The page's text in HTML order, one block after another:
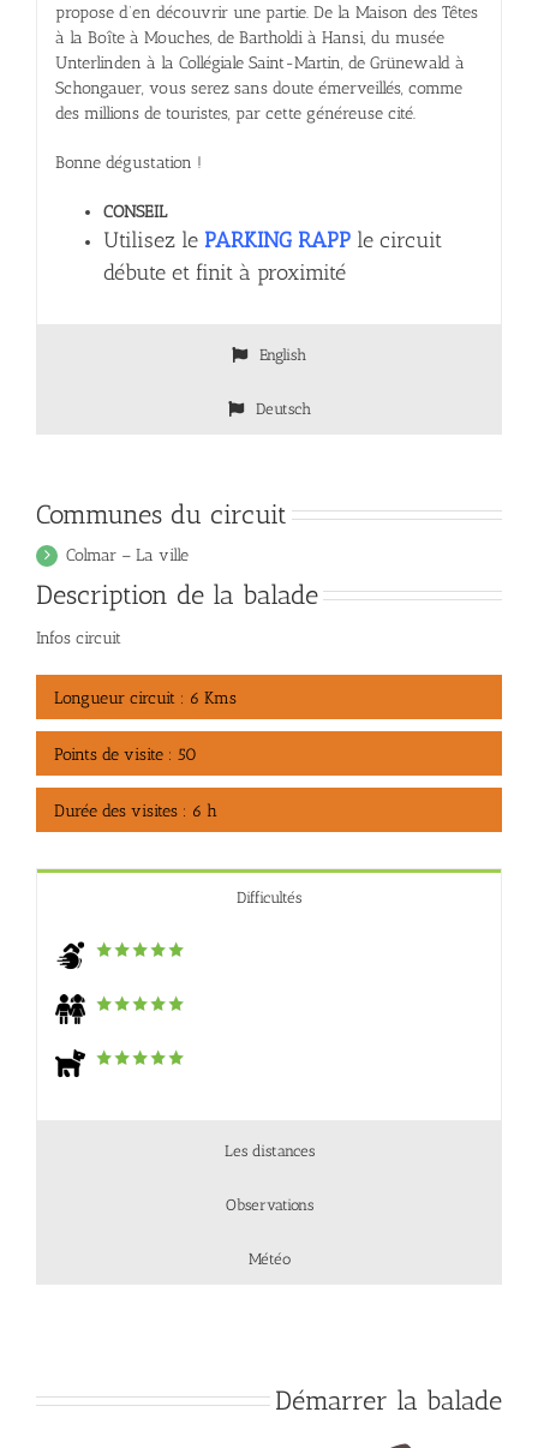
propose d’en découvrir une partie. De la Maison des Têtes
à la Boîte à Mouches, de Bartholdi à Hansi, du musée
Unterlinden à la Collégiale Saint-Martin, de Grünewald à
Schongauer, vous serez sans doute émerveillés, comme
des millions de touristes, par cette généreuse cité.
Bonne dégustation !
CONSEIL
Utilisez le PARKING RAPP le circuit
débute et finit à proximité
English
Deutsch
Communes du circuit
Colmar – La ville
Description de la balade
Infos circuit
Longueur circuit : 6 Kms
Points de visite : 50
Durée des visites : 6 h
Difficultés
Les distances
Observations
Météo
Démarrer la balade